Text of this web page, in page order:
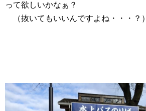
って欲しいかなぁ？
（抜いてもいいんですよね・・・？）